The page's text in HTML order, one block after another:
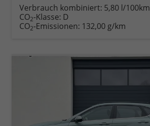
Verbrauch kombiniert: 5,80 l/100km
CO2-Klasse: D
CO2-Emissionen: 132,00 g/km